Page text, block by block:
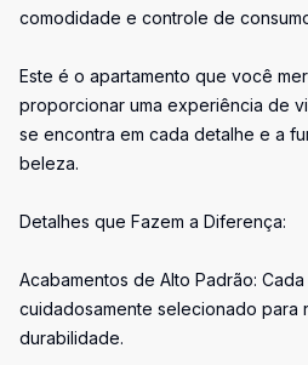
comodidade e controle de
Este é o apartamento que você
proporcionar uma experiência de
se encontra em cada detalhe e a
beleza.
Detalhes que Fazem a Diferença:
Acabamentos de Alto Padrão:
cuidadosamente selecionado para
durabilidade.